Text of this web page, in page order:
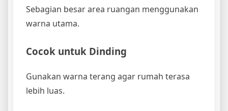
Sebagian besar area ruangan menggunakan
warna utama.
Cocok untuk Dinding
Gunakan warna terang agar rumah terasa
lebih luas.